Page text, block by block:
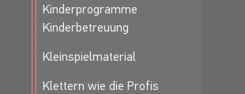
Kinderprogramme
Kinderbetreuung
Kleinspielmaterial
Klettern wie die Profis